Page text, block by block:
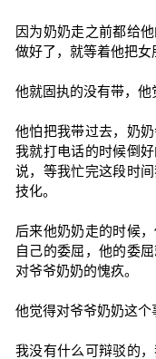
因为奶奶走之前都给
做好了，就等着他把女
他就固执的没有带，他
他怕把我带过去，奶
我就打电话的时候倒
说，等我忙完这段时
技化。
后来他奶奶走的时候
自己的委屈，他的委
对爷爷奶奶的愧疚。
他觉得对爷爷奶奶这个
我没有什么可辩驳的